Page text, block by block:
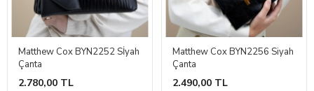
Matthew Cox BYN2252 Sİyah
Çanta
2.780,00 TL
Matthew Cox BYN2256 Siyah
Çanta
2.490,00 TL